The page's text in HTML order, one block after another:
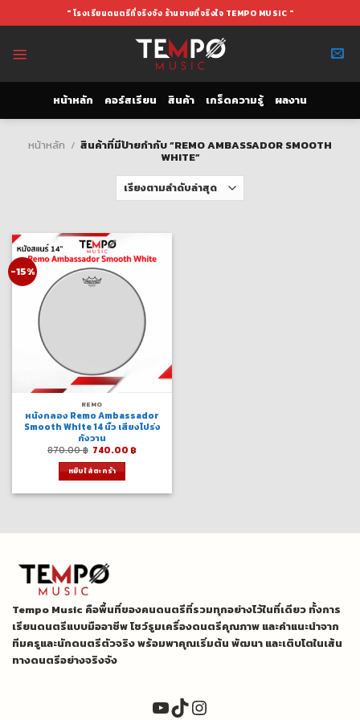
to
" โรงเรียนดนตรีที่จริงจัง ร้านขายที่จริงใจ TEMPO MUSIC "
หน้าหลัก คอร์สเรียน สินค้า เกร็ดความรู้ ผลงาน
หน้าหลัก / สินค้าที่มีป้ายกำกับ “REMO AMBASSADOR SMOOTH
WHITE”
-15%
REMO
หนังกลอง Remo Ambassador
Smooth White 14 นิ้ว เสียงโปร่ง
กังวาน
870.00฿ Original
was:
870.00 ฿.
740.00 ฿
หยิบใส่ตะกร้า
Tempo Music คือพื้นที่ของคนดนตรีที่รวมทุกอย่างไว้ในที่เดียว ทั้งการ
เรียนดนตรีแบบมืออาชีพ โชว์รูมเครื่องดนตรีคุณภาพ และคำแนะนำจาก
ทีมครูและนักดนตรีตัวจริง พร้อมพาคุณเริ่มต้น พัฒนา และเติบโตในเส้น
ทางดนตรีอย่างจริงจัง
YouTube
TikTok
Instagram